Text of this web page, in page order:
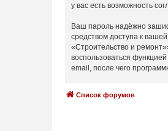
у вас есть возможность
Ваш пароль надёжно
средством доступа к
«Строительство и
воспользоваться
email, после чего
Список форумов